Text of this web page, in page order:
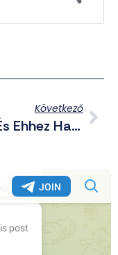
Következő
Ilyen És Ehhez Hasonló Hamisítatlan Hírekért Kövess Minket Telegramon (2024.06.06-07.)